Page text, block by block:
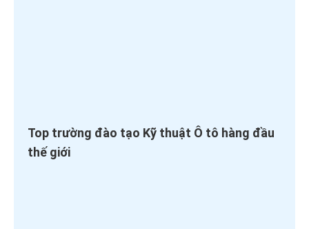
Top trường đào tạo Kỹ thuật Ô tô hàng đầu
thế giới